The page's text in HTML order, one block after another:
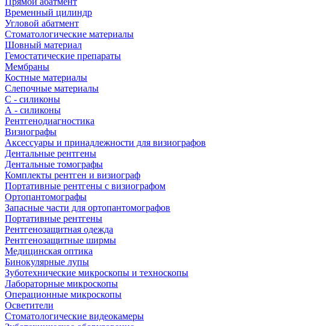
Временный цилиндр
Угловой абатмент
Стоматологические материалы
Шовный материал
Гемостатические препараты
Мембраны
Костные материалы
Слепочные материалы
C - силиконы
А - силиконы
Рентгенодиагностика
Визиографы
Аксессуары и принадлежности для визиографов
Дентальные рентгены
Дентальные томографы
Комплекты рентген и визиограф
Портативные рентгены с визиографом
Ортопантомографы
Запасные части для ортопантомографов
Портативные рентгены
Рентгенозащитная одежда
Рентгенозащитные ширмы
Медицинская оптика
Бинокулярные лупы
Зуботехнические микроскопы и техноскопы
Лабораторные микроскопы
Операционные микроскопы
Осветители
Стоматологические видеокамеры